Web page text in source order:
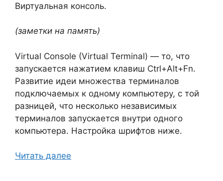
Виртуальная консоль.
(заметки на память)
Virtual Console (Virtual Terminal) — то, что
запускается нажатием клавиш Ctrl+Alt+Fn.
Развитие идеи множества терминалов
подключаемых к одному компьютеру, с той
разницей, что несколько независимых
терминалов запускается внутри одного
компьютера. Настройка шрифтов ниже.
Читать далее